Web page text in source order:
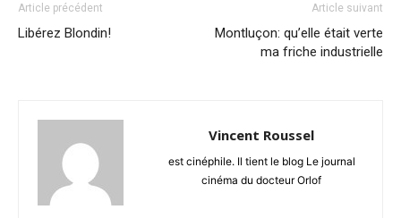
Article précédent
Libérez Blondin!
Article suivant
Montluçon: qu’elle était verte
ma friche industrielle
Vincent Roussel
est cinéphile. Il tient le blog Le journal
cinéma du docteur Orlof